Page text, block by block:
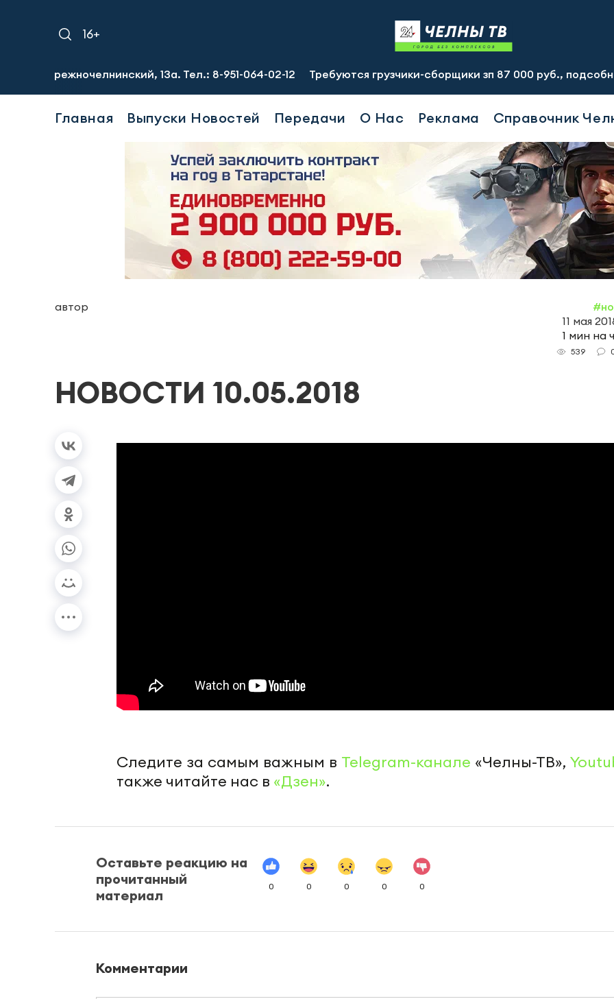
16+
13а. Тел.: 8-951-064-02-12 Требуются грузчики-сборщики зп 87 000 руб., подсобный
Главная Выпуски Новостей Передачи О Нас Реклама Справочник
автор
11 мая
1 мин на
539
НОВОСТИ 10.05.2018
Следите за самым важным в Telegram-канале «Челны-ТВ»,
также читайте нас в «Дзен».
Оставьте реакцию на
прочитанный
материал
0 0 0 0 0
Комментарии